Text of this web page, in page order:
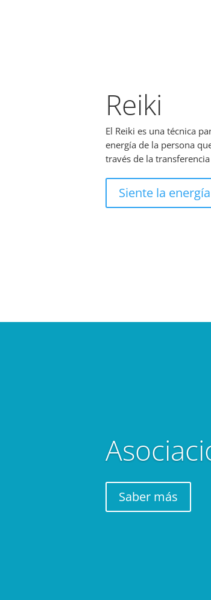
Reiki
El Reiki es una técnica
energía de la persona
través de la
Siente la energía
Saber más